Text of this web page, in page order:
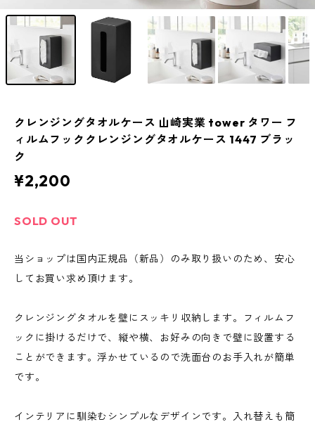
クレンジングタオルケース 山崎実業 tower タワー フ
ィルムフッククレンジングタオルケース 1447 ブラッ
ク
¥2,200
SOLD OUT
当ショップは国内正規品（新品）のみ取り扱いのため、安心
してお買い求め頂けます。
クレンジングタオルを壁にスッキリ収納します。フィルムフ
ックに掛けるだけで、縦や横、お好みの向きで壁に設置する
ことができます。浮かせているので洗面台のお手入れが簡単
です。
インテリアに馴染むシンプルなデザインです。入れ替えも簡